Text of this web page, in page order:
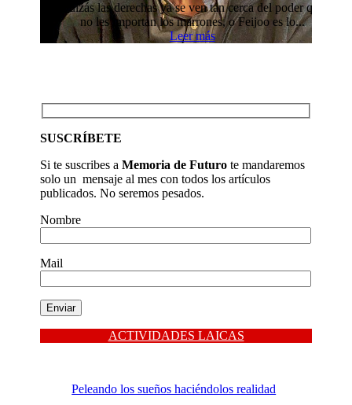
Quizás las derechas ya se ven tan cerca del poder que
no les importan los marrones, o Feijoo es lo...
Leer más
SUSCRÍBETE
Si te suscribes aMemoria de Futuro te mandaremos
solo un mensaje al mes con todos los artículos
publicados. No seremos pesados.
Nombre
Mail
ACTIVIDADES LAICAS
Peleando los sueños haciéndolos realidad